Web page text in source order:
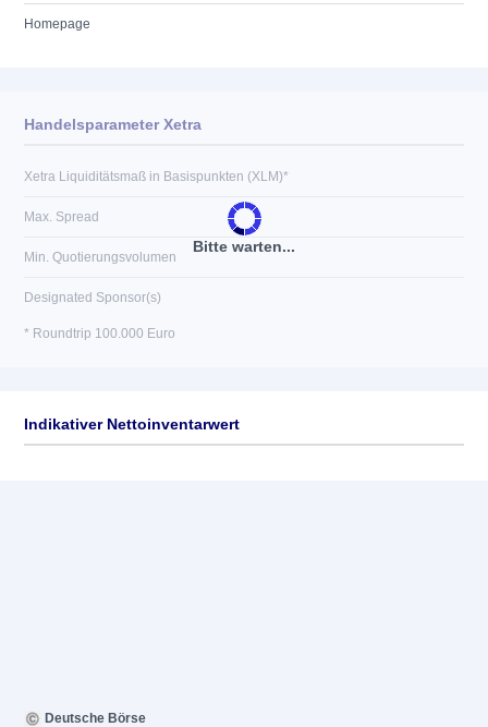
Homepage
Bitte warten...
Handelsparameter Xetra
Xetra Liquiditätsmaß in Basispunkten (XLM)*
Max. Spread
Min. Quotierungsvolumen
Designated Sponsor(s)
* Roundtrip 100.000 Euro
Indikativer Nettoinventarwert
Deutsche Börse